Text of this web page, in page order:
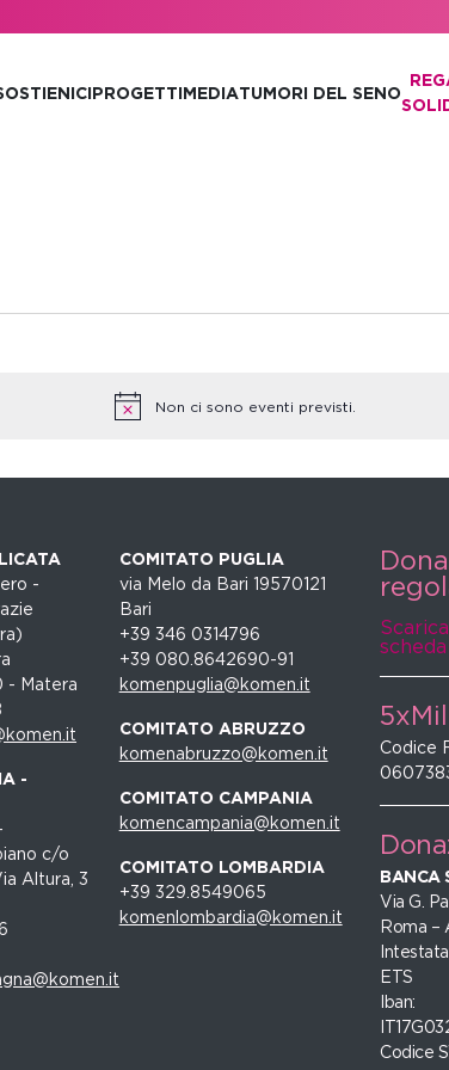
PROGETTIMEDIATUMORI DEL SENO
Non ci sono eventi previsti.
-
- Matera
-
c/o
Altura, 3
COMITATO PUGLIA
via Melo da Bari 19570121
Bari
+39 346 0314796
+39 080.8642690-91
komenpuglia@komen.it
COMITATO ABRUZZO
komenabruzzo@komen.it
COMITATO CAMPANIA
komencampania@komen.it
COMITATO LOMBARDIA
+39 329.8549065
komenlombardia@komen.it
scheda
Codice
BANCA
Via G.
Roma –
ETS
Iban:
Codice